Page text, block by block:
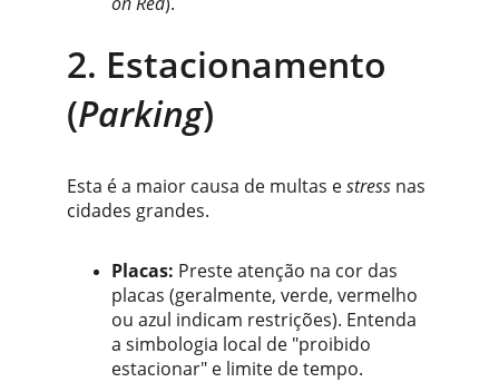
2. Estacionamento
(Parking)
Esta é a maior causa de multas e stress nas
cidades grandes.
Placas: Preste atenção na cor das
placas (geralmente, verde, vermelho
ou azul indicam restrições). Entenda
a simbologia local de "proibido
estacionar" e limite de tempo.